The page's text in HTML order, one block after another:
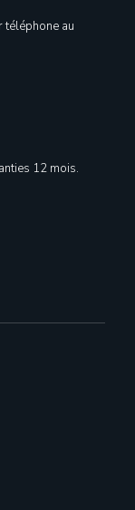
téléphone au
12 mois.